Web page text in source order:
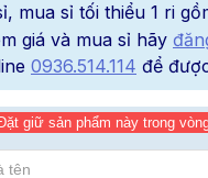
mua sỉ tối thiểu 1 ri
giá và mua sỉ hãy
0936.514.114 để
giữ sản phẩm này trong